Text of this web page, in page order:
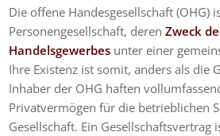
Die offene Handesgesellschaft (OHG)
Personengesellschaft, derenZweck
Handelsgewerbes unter einer
Ihre Existenz ist somit, anders als die
Inhaber der OHG haften
Privatvermögen für die betrieblichen
Gesellschaft. Ein Gesellschaftsvertrag